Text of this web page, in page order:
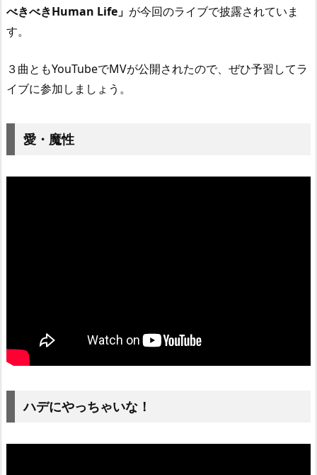
べきべきHuman Life」 が今回のライブで披露されていま
す。
３曲ともYouTubeでMVが公開されたので、ぜひ予習してラ
イブに参加しましょう。
愛・魔性
ハデにやっちゃいな！